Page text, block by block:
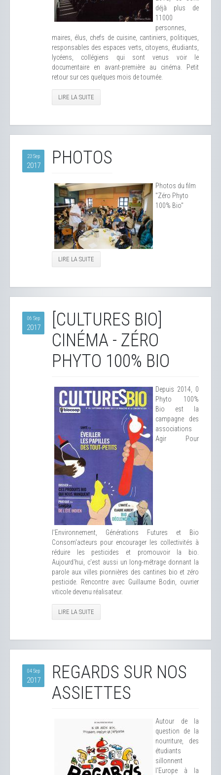
déjà plus de
11000
personnes,
maires, élus, chefs de cuisine, cantiniers, politiques,
responsables des espaces verts, citoyens, étudiants,
lycéens, collégiens qui sont venus voir le
documentaire en avant-première au cinéma. Petit
retour sur ces quelques mois de tournée.
LIRE LA SUITE
23 Sep
2017 PHOTOS
Photos du film
"Zéro Phyto
100% Bio"
LIRE LA SUITE
06 Sep
2017
[CULTURES BIO]
CINÉMA - ZÉRO
PHYTO 100% BIO
Depuis 2014, 0
Phyto 100%
Bio est la
campagne des
associations
Agir Pour
l'Environnement, Générations Futures et Bio
Consom'acteurs pour encourager les collectivités à
réduire les pesticides et promouvoir la bio.
Aujourd'hui, c'est aussi un long-métrage donnant la
parole aux villes pionnières des cantines bio et zéro
pesticide. Rencontre avec Guillaume Bodin, ouvrier
viticole devenu réalisateur.
LIRE LA SUITE
04 Sep
2017
REGARDS SUR NOS
ASSIETTES
Autour de la
question de la
nourriture, des
étudiants
sillonnent
l'Europe à la